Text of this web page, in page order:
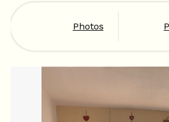
Photos